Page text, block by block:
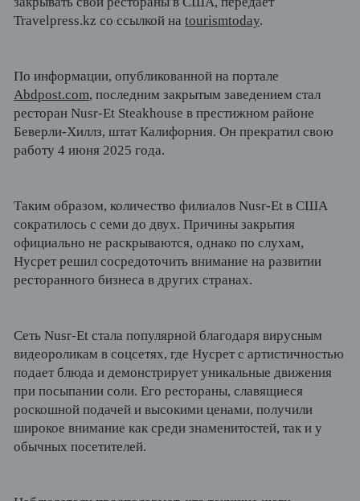
Travelpress.kz со ссылкой на tourismtoday.
По информации, опубликованной на портале
Abdpost.com, последним закрытым заведением стал
ресторан Nusr-Et Steakhouse в престижном районе
Беверли-Хиллз, штат Калифорния. Он прекратил свою
работу 4 июня 2025 года.
Таким образом, количество филиалов Nusr-Et в США
сократилось с семи до двух. Причины закрытия
официально не раскрываются, однако по слухам,
Нусрет решил сосредоточить внимание на развитии
ресторанного бизнеса в других странах.
Сеть Nusr-Et стала популярной благодаря вирусным
видеороликам в соцсетях, где Нусрет с артистичностью
подает блюда и демонстрирует уникальные движения
при посыпании соли. Его рестораны, славящиеся
роскошной подачей и высокими ценами, получили
широкое внимание как среди знаменитостей, так и у
обычных посетителей.